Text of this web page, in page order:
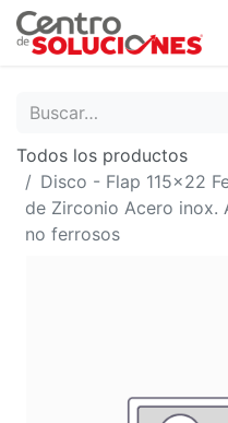
Todos los productos
Disco - Flap 115x22
de Zirconio Acero inox.
no ferrosos